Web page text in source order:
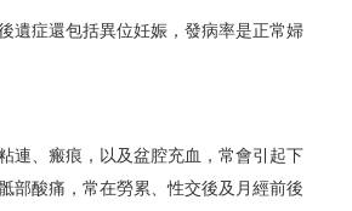
遺症還包括異位妊娠，發病率是正常婦
連、瘢痕，以及盆腔充血，常會引起下
部酸痛，常在勞累、性交後及月經前後